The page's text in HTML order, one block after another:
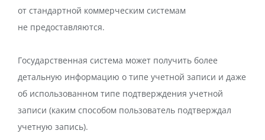
от стандартной коммерческим системам
не предоставляются.
Государственная система может получить более
детальную информацию о типе учетной записи и даже
об использованном типе подтверждения учетной
записи (каким способом пользователь подтверждал
учетную запись).